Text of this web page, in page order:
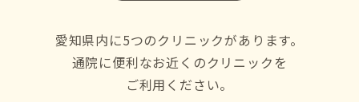
区・名東区・天白区にお住いの方からも通院して頂けます
愛知県内に5つのクリニックがあります。
通院に便利なお近くのクリニックを
ご利用ください。